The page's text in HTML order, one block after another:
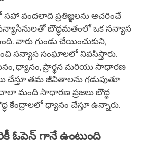
సహా వందలాది ప్రతిజ్ఞలను ఆచరించే
బౌద్ధమతంలో ఒక సన్యాస
వారు గుండు చేయించుకుని,
సన్యాస సంఘాలలో నివసిస్తారు.
ధ్యానం, ప్రార్థన మరియు సాధారణ
చేస్తూ తమ జీవితాలను గడుపుతూ
మంది సాధారణ ప్రజలు బౌద్ధ
కేంద్రాలలో ధ్యానం చేస్తూ ఉన్నారు.
ఓపెన్ గానే ఉంటుంది